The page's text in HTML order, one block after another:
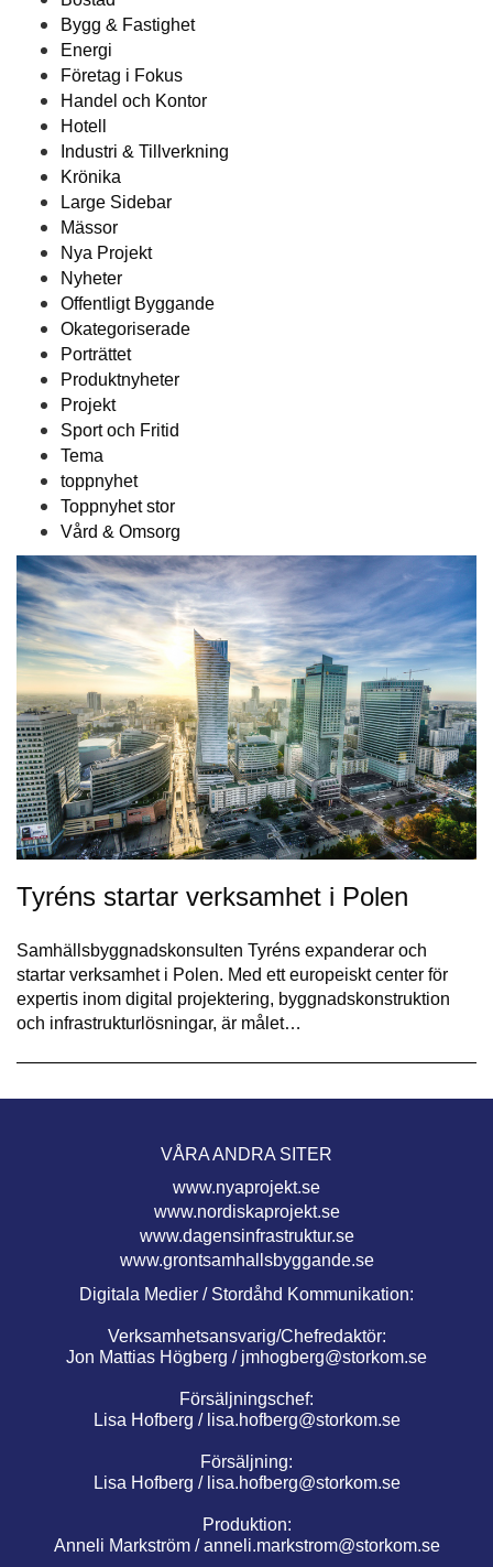
Bygg & Fastighet
Energi
Företag i Fokus
Handel och Kontor
Hotell
Industri & Tillverkning
Krönika
Large Sidebar
Mässor
Nya Projekt
Nyheter
Offentligt Byggande
Okategoriserade
Porträttet
Produktnyheter
Projekt
Sport och Fritid
Tema
toppnyhet
Toppnyhet stor
Vård & Omsorg
Tyréns startar verksamhet i Polen
Samhällsbyggnadskonsulten Tyréns expanderar och
startar verksamhet i Polen. Med ett europeiskt center för
expertis inom digital projektering, byggnadskonstruktion
och infrastrukturlösningar, är målet…
VÅRA ANDRA SITER
www.nyaprojekt.se
www.nordiskaprojekt.se
www.dagensinfrastruktur.se
www.grontsamhallsbyggande.se
Digitala Medier / Stordåhd Kommunikation:
Verksamhetsansvarig/Chefredaktör:
Jon Mattias Högberg / jmhogberg@storkom.se
Försäljningschef:
Lisa Hofberg / lisa.hofberg@storkom.se
Försäljning:
Lisa Hofberg / lisa.hofberg@storkom.se
Produktion:
Anneli Markström /anneli.markstrom@storkom.se